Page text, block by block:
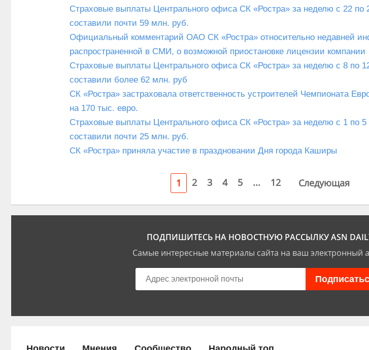
Страховые выплаты Центрального офиса СК «Ростра» за неделю с 22 по
составили почти 59 млн. руб.
Официальный комментарий ОАО СК «Ростра» относительно недавней
распространенной в СМИ, о возможной приостановке лицензии компании
Страховые выплаты Центрального офиса СК «Ростра» за неделю с 8 по 12
составили более 62 млн. руб
СК «Ростра» застраховала ответственность устроителей Чемпионата
на 170 тыс. евро.
Страховые выплаты Центрального офиса СК «Ростра» за неделю с 1 по 5
составили почти 25 млн. руб.
СК «Ростра» приняла участие в праздновании Дня города Каширы
1 2 3 4 5 ... 12 Следующая
ПОДПИШИТЕСЬ НА НОВОСТНУЮ РАССЫЛКУ ASN
Самые интересные материалы сайта на ваш электронный